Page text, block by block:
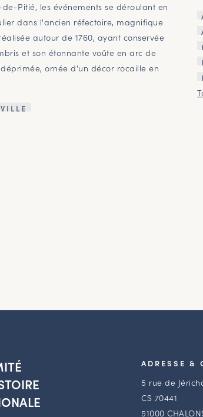
Pitié, les événements se déroulant en
dans l'ancien réfectoire, magnifique
autour de 1760, ayant conservée
et son étonnante voûte en arc de
ornée d'un décor rocaille en
ADRESSE &
5 rue de
CS 70441
51000